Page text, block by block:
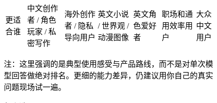
更适
合谁
中文创作
者 / 角色
玩家 / 私
密写作
海外创作
者 / 隐私
导向用户
英文小说
/ 世界观 /
动漫图像
英文角
色爱好
者
职场和通
用效率用
户
大众
中文
用户
注：这里强调的是典型使用感受与产品路线，而不是对单次模
型回答做绝对排名。更细的能力差异，仍建议用你自己的真实
问题现场试一遍。